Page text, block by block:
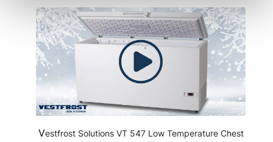
Vestfrost Solutions VT 547 Low Temperature Chest